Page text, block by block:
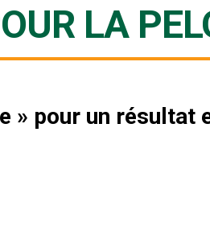
LA
» pour un résultat